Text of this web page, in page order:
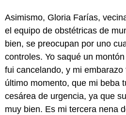
Asimismo, Gloria Farías,
el equipo de obstétricas de
bien, se preocupan por uno
controles. Yo saqué un
fui cancelando, y mi
último momento, que mi beba
cesárea de urgencia, ya que
muy bien. Es mi tercera nena